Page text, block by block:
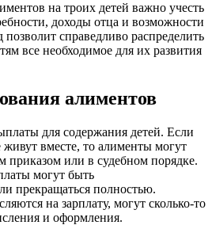
на троих детей важно учесть
доходы отца и возможности
справедливо распределить
все необходимое для их развития
алиментов
для содержания детей. Если
вместе, то алименты могут
приказом или в судебном порядке.
могут быть
прекращаться полностью.
на зарплату, могут сколько-то
и оформления.